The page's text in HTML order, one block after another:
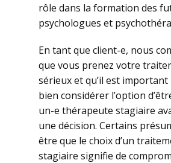
rôle dans la formation des
psychologues et
En tant que client-e, nous
que vous prenez votre
sérieux et qu’il est
bien considérer l’option
un-e thérapeute stagiaire
une décision. Certains
être que le choix d’un
stagiaire signifie de